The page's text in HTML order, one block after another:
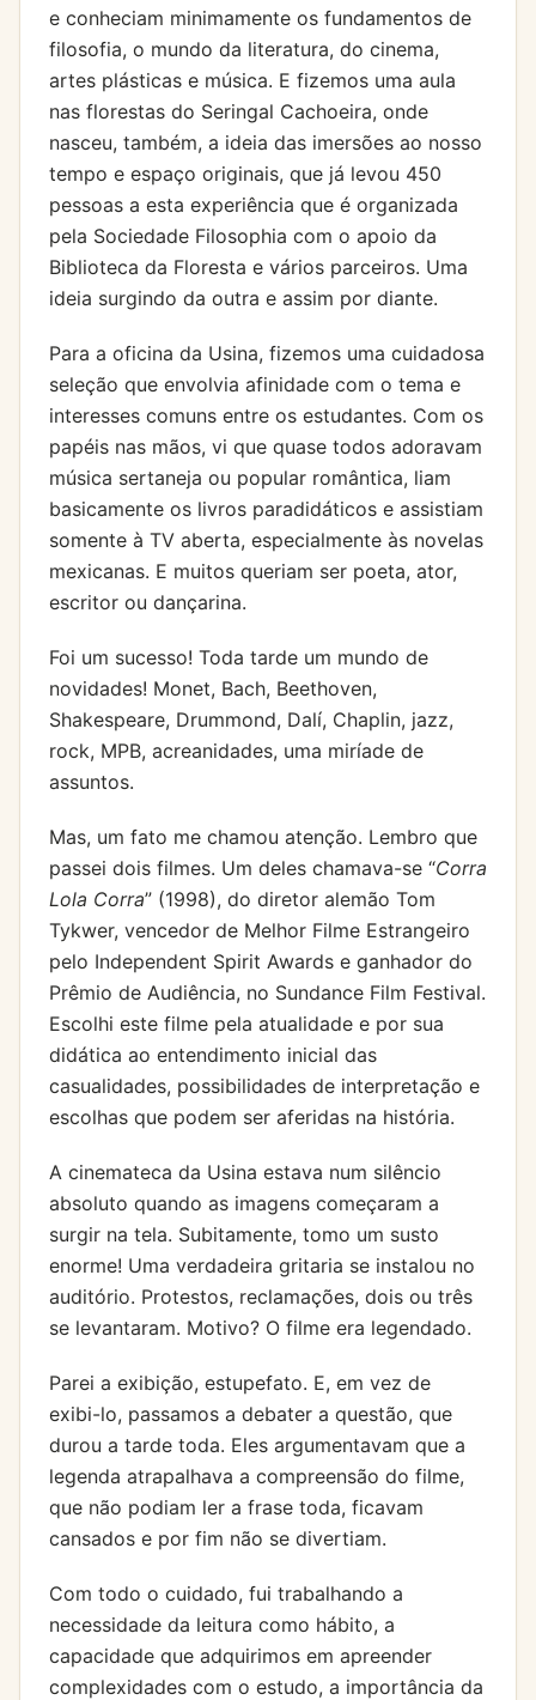
e conheciam minimamente os fundamentos de
filosofia, o mundo da literatura, do cinema,
artes plásticas e música. E fizemos uma aula
nas florestas do Seringal Cachoeira, onde
nasceu, também, a ideia das imersões ao nosso
tempo e espaço originais, que já levou 450
pessoas a esta experiência que é organizada
pela Sociedade Filosophia com o apoio da
Biblioteca da Floresta e vários parceiros. Uma
ideia surgindo da outra e assim por diante.
Para a oficina da Usina, fizemos uma cuidadosa
seleção que envolvia afinidade com o tema e
interesses comuns entre os estudantes. Com os
papéis nas mãos, vi que quase todos adoravam
música sertaneja ou popular romântica, liam
basicamente os livros paradidáticos e assistiam
somente à TV aberta, especialmente às novelas
mexicanas. E muitos queriam ser poeta, ator,
escritor ou dançarina.
Foi um sucesso! Toda tarde um mundo de
novidades! Monet, Bach, Beethoven,
Shakespeare, Drummond, Dalí, Chaplin, jazz,
rock, MPB, acreanidades, uma miríade de
assuntos.
Mas, um fato me chamou atenção. Lembro que
passei dois filmes. Um deles chamava-se “Corra
Lola Corra” (1998), do diretor alemão Tom
Tykwer, vencedor de Melhor Filme Estrangeiro
pelo Independent Spirit Awards e ganhador do
Prêmio de Audiência, no Sundance Film Festival.
Escolhi este filme pela atualidade e por sua
didática ao entendimento inicial das
casualidades, possibilidades de interpretação e
escolhas que podem ser aferidas na história.
A cinemateca da Usina estava num silêncio
absoluto quando as imagens começaram a
surgir na tela. Subitamente, tomo um susto
enorme! Uma verdadeira gritaria se instalou no
auditório. Protestos, reclamações, dois ou três
se levantaram. Motivo? O filme era legendado.
Parei a exibição, estupefato. E, em vez de
exibi-lo, passamos a debater a questão, que
durou a tarde toda. Eles argumentavam que a
legenda atrapalhava a compreensão do filme,
que não podiam ler a frase toda, ficavam
cansados e por fim não se divertiam.
Com todo o cuidado, fui trabalhando a
necessidade da leitura como hábito, a
capacidade que adquirimos em apreender
complexidades com o estudo, a importância da